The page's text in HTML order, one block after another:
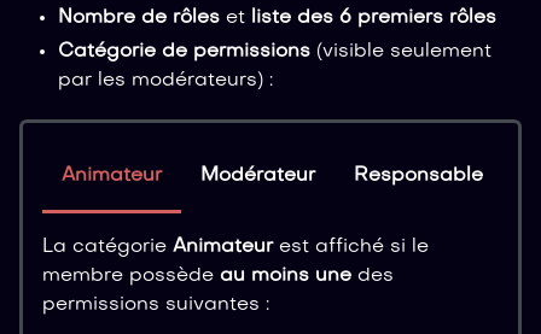
Nombre de rôles et liste des 6 premiers rôles
Catégorie de permissions (visible seulement
par les modérateurs) :
Animateur Modérateur Responsable
La catégorie Animateurest affiché si le
membre possède au moins une des
permissions suivantes :